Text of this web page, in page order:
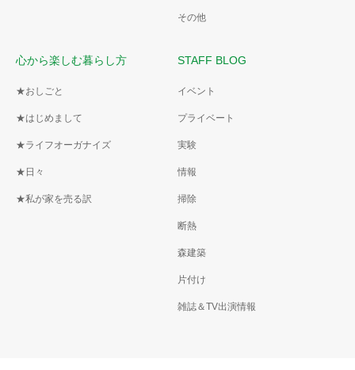
その他
心から楽しむ暮らし方
★おしごと
★はじめまして
★ライフオーガナイズ
★日々
★私が家を売る訳
STAFF BLOG
イベント
プライベート
実験
情報
掃除
断熱
森建築
片付け
雑誌＆TV出演情報